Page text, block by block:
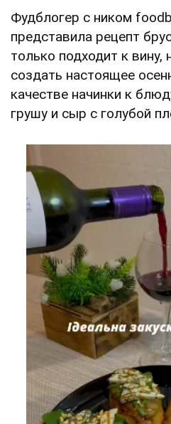
Фудблогер с ником
представила рецепт
только подходит к вину,
создать настоящее
качестве начинки к
грушу и сыр с голубой